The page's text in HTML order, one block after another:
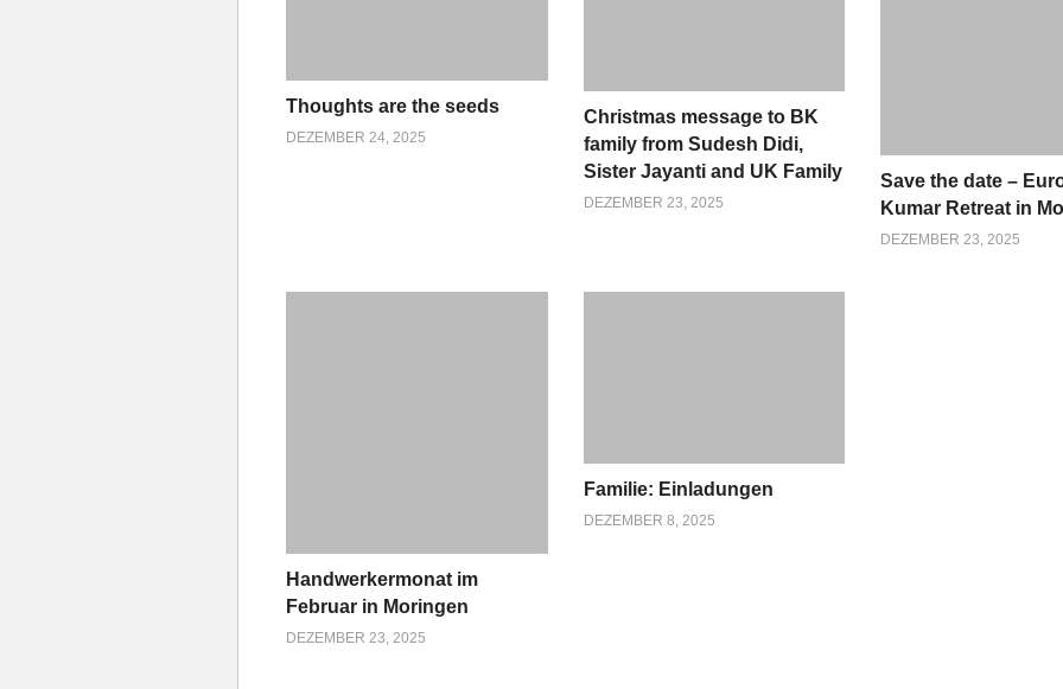
Thoughts are the seeds
DEZEMBER 24, 2025
Christmas message to BK
family from Sudesh Didi,
Sister Jayanti and UK Family
DEZEMBER 23, 2025
Save the date –
Kumar Retreat in
DEZEMBER 23, 2025
Handwerkermonat im
Februar in Moringen
DEZEMBER 23, 2025
Familie: Einladungen
DEZEMBER 8, 2025